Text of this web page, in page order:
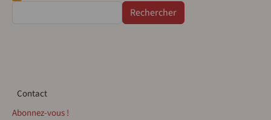
Contact
Contact
Abonnez-vous !